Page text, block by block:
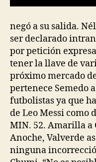
negó a su salida.
ser declarado
por petición
tener la llave de
próximo mercado
pertenece Semedo
futbolistas ya que
de Leo Messi como
MIN. 52. Amarilla a
Anoche, Valverde
ninguna